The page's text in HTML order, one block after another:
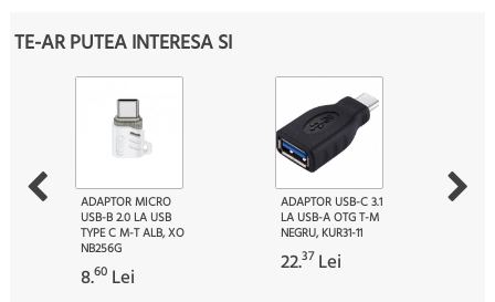
TE-AR PUTEA INTERESA SI
ADAPTOR MICRO
USB-B 2.0 LA USB
TYPE C M-T ALB, XO
NB256G
8.60 Lei
ADAPTOR USB-C 3.1
LA USB-A OTG T-M
NEGRU, KUR31-11
22.37Lei